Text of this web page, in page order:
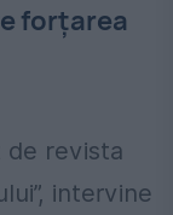
forțarea
de revista
intervine